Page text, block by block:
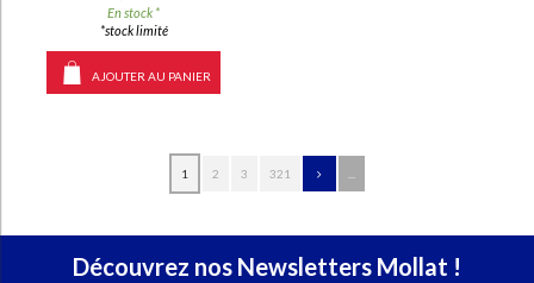
En stock *
*stock limité
AJOUTER AU PANIER
1 2 3 321 ...
Découvrez nos Newsletters Mollat !